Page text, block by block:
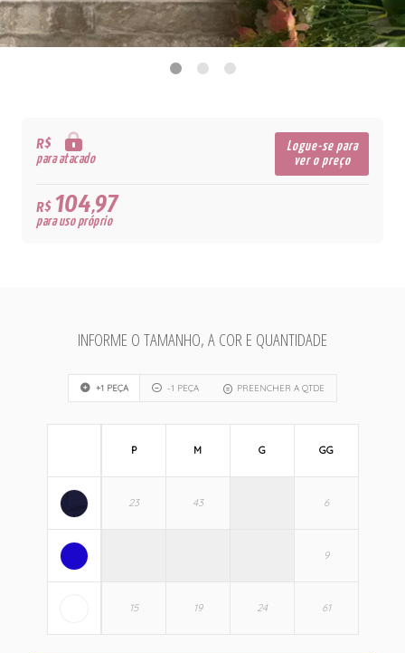
R$
para atacado
Logue-se para
ver o preço
R$104,97
para uso próprio
INFORME O TAMANHO, A COR E QUANTIDADE
+1 PEÇA -1 PEÇA PREENCHER A QTDE
P M G GG